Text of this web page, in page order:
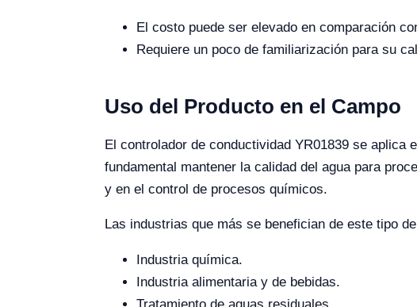
El costo puede ser elevado en comparación
Requiere un poco de familiarización para su
Uso del Producto en el Campo
El controlador de conductividad YR01839 se
fundamental mantener la calidad del agua para
y en el control de procesos químicos.
Las industrias que más se benefician de este tipo
Industria química.
Industria alimentaria y de bebidas.